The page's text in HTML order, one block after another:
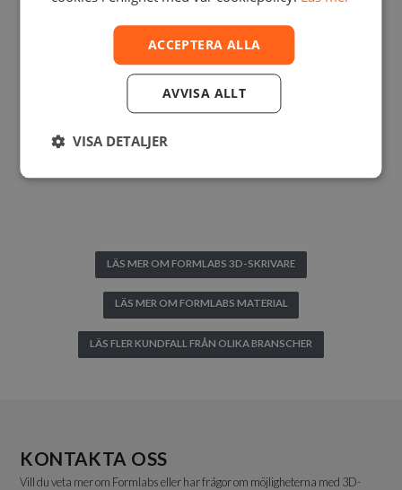
LÄS MER OM FORMLABS 3D-SKRIVARE
LÄS MER OM FORMLABS MATERIAL
LÄS FLER KUNDFALL FRÅN OLIKA BRANSCHER
KONTAKTA OSS
Vill du veta mer om Formlabs eller har frågor om möjligheterna med 3D-
ACCEPTERA ALLA
AVVISA ALLT
VISA DETALJER